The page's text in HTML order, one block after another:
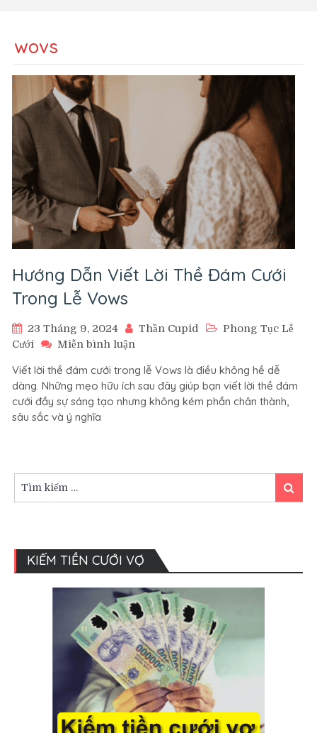
wovs
Hướng Dẫn Viết Lời Thề Đám Cưới
Trong Lễ Vows
23 Tháng 9, 2024 Thần Cupid
Phong Tục Lễ
Cưới
Miễn bình luận
Dẫn
Viết
Lời
Lễ
Viết lời thề đám cưới trong lễ Vows là điều không hề dễ
dàng. Những mẹo hữu ích sau đây giúp bạn viết lời thề đám
cưới đầy sự sáng tạo nhưng không kém phần chân thành,
sâu sắc và ý nghĩa
kiếm:
Tìm
kiếm
KIẾM TIỀN CƯỚI VỢ